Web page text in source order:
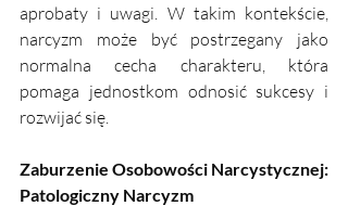
aprobaty i uwagi. W takim kontekście,
narcyzm może być postrzegany jako
normalna cecha charakteru, która
pomaga jednostkom odnosić sukcesy i
rozwijać się.
Zaburzenie Osobowości Narcystycznej:
Patologiczny Narcyzm